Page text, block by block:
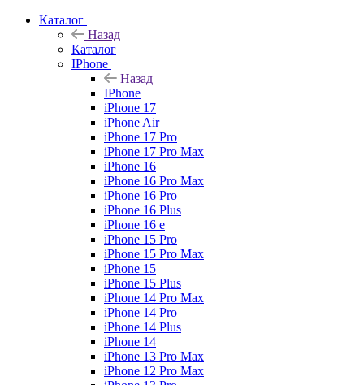
Каталог
Назад
Каталог
IPhone
Назад
IPhone
iPhone 17
iPhone Air
iPhone 17 Pro
iPhone 17 Pro Max
iPhone 16
iPhone 16 Pro Max
iPhone 16 Pro
iPhone 16 Plus
iPhone 16 e
iPhone 15 Pro
iPhone 15 Pro Max
iPhone 15
iPhone 15 Plus
iPhone 14 Pro Max
iPhone 14 Pro
iPhone 14 Plus
iPhone 14
iPhone 13 Pro Max
iPhone 12 Pro Max